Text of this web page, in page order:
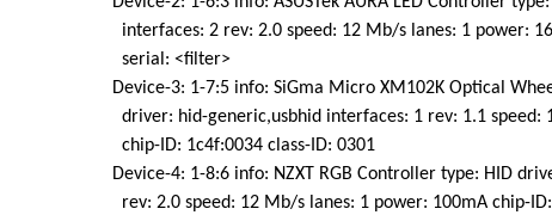
interfaces: 2 rev: 2.0 speed: 12 Mb/s lanes: 1 power:
serial: <filter>
Device-3: 1-7:5 info: SiGma Micro XM102K Optical
driver: hid-generic,usbhid interfaces: 1 rev: 1.1 speed:
chip-ID: 1c4f:0034 class-ID: 0301
Device-4: 1-8:6 info: NZXT RGB Controller type: HID
rev: 2.0 speed: 12 Mb/s lanes: 1 power: 100mA chip-